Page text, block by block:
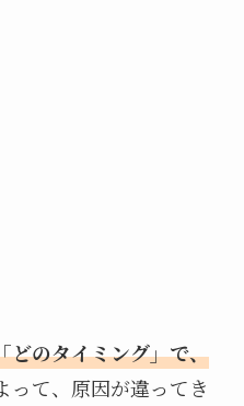
どのタイミング」で、
って、原因が違ってき